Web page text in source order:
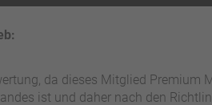
da dieses Mitglied Premium
ist und daher nach den